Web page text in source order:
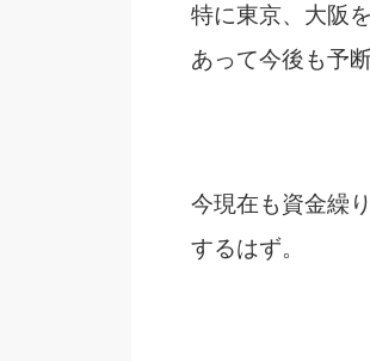
特に東京、大阪
あって今後も予
今現在も資金繰
するはず。